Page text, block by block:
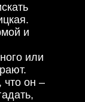
и
или
что он –